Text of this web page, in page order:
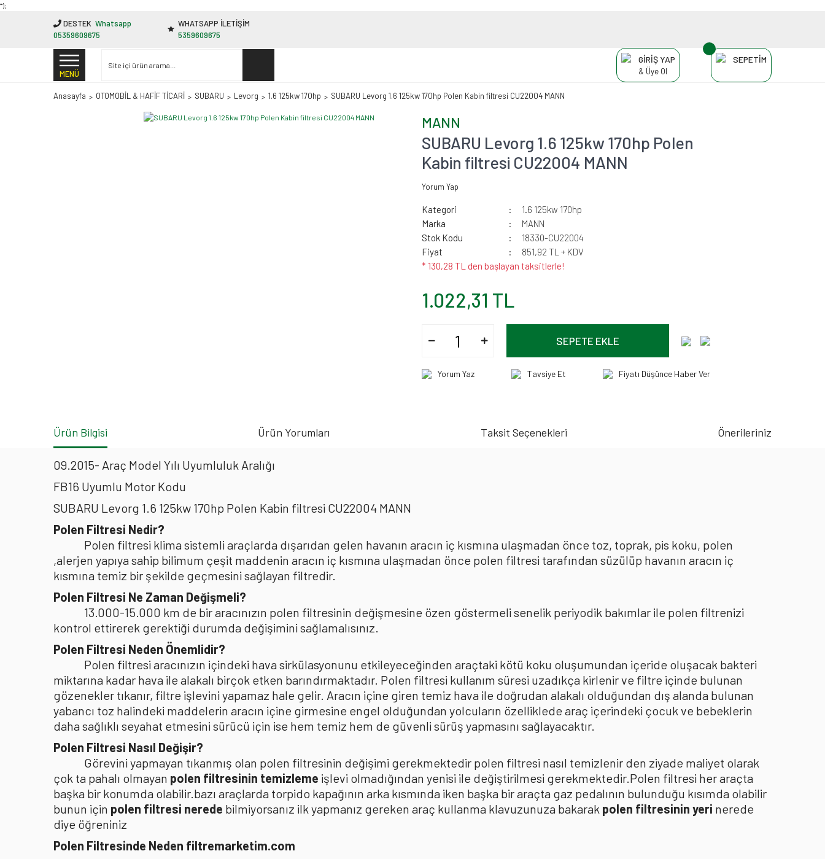
"');
DESTEK Whatsapp
05359609675
WHATSAPP İLETİŞİM
5359609675
MENÜ
GİRİŞ YAP
& Üye Ol
SEPETİM
Anasayfa OTOMOBİL & HAFİF TİCARİ SUBARU Levorg 1.6 125kw 170hp SUBARU Levorg 1.6 125kw 170hp Polen Kabin filtresi CU22004 MANN
MANN
SUBARU Levorg 1.6 125kw 170hp Polen
Kabin filtresi CU22004 MANN
Yorum Yap
Kategori
1.6 125kw 170hp
Marka
MANN
Stok Kodu
18330-CU22004
Fiyat
851,92 TL + KDV
* 130,28 TL den başlayan taksitlerle!
1.022,31 TL
SEPETE EKLE
Yorum Yaz Tavsiye Et Fiyatı Düşünce Haber Ver
Ürün Bilgisi Ürün Yorumları Taksit Seçenekleri Önerileriniz
09.2015- Araç Model Yılı Uyumluluk Aralığı
FB16 Uyumlu Motor Kodu
SUBARU Levorg 1.6 125kw 170hp Polen Kabin filtresi CU22004 MANN
Polen Filtresi Nedir?
Polen filtresi klima sistemli araçlarda dışarıdan gelen havanın aracın iç kısmına ulaşmadan önce toz, toprak, pis koku, polen
,alerjen yapıya sahip bilimum çeşit maddenin aracın iç kısmına ulaşmadan önce polen filtresi tarafından süzülüp havanın aracın iç
kısmına temiz bir şekilde geçmesini sağlayan filtredir.
Polen Filtresi Ne Zaman Değişmeli?
13.000-15.000 km de bir aracınızın polen filtresinin değişmesine özen göstermeli senelik periyodik bakımlar ile polen filtrenizi
kontrol ettirerek gerektiği durumda değişimini sağlamalısınız.
Polen Filtresi Neden Önemlidir?
Polen filtresi aracınızın içindeki hava sirkülasyonunu etkileyeceğinden araçtaki kötü koku oluşumundan içeride oluşacak bakteri
miktarına kadar hava ile alakalı birçok etken barındırmaktadır. Polen filtresi kullanım süresi uzadıkça kirlenir ve filtre içinde bulunan
gözenekler tıkanır, filtre işlevini yapamaz hale gelir. Aracın içine giren temiz hava ile doğrudan alakalı olduğundan dış alanda bulunan
yabancı toz halindeki maddelerin aracın içine girmesine engel olduğundan yolcuların özelliklede araç içerindeki çocuk ve bebeklerin
daha sağlıklı seyahat etmesini sürücü için ise hem temiz hem de güvenli sürüş yapmasını sağlayacaktır.
Polen Filtresi Nasıl Değişir?
Görevini yapmayan tıkanmış olan polen filtresinin değişimi gerekmektedir polen filtresi nasıl temizlenir den ziyade maliyet olarak
çok ta pahalı olmayan polen filtresinin temizleme işlevi olmadığından yenisi ile değiştirilmesi gerekmektedir.Polen filtresi her araçta
başka bir konumda olabilir.bazı araçlarda torpido kapağının arka kısmında iken başka bir araçta gaz pedalının bulunduğu kısımda olabilir
bunun için polen filtresi nerede bilmiyorsanız ilk yapmanız gereken araç kullanma klavuzunuza bakarak polen filtresinin yeri nerede
diye öğreniniz
Polen Filtresinde Neden filtremarketim.com